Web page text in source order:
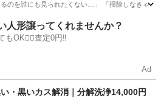
るのを誰にも見られたくない…」 「掃除しなきゃ
お客様
人形譲ってくれませんか？
もOK🙆‍♀️査定0円‼️
Ad
・黒いカス解消｜分解洗浄14,000円